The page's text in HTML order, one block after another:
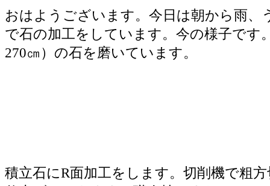
おはようございます。今日は朝から雨、
で石の加工をしています。今の様子です
270㎝）の石を磨いています。
積立石にR面加工をします。切削機で粗